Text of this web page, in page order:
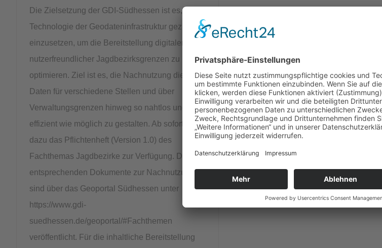
Die Zielsetzung der GDI-Südhessen ist es, die
Technologie der Geodateninfrastruktur gezielt
einzusetzen, um die Bereitstellung digitaler und
nutzerfreundlicher Jagdbezirksgrenzen zu
optimieren. Ziel ist es, die Nachnutzung dieser
Daten für verschiedene Stellen und über
Verwaltungsgrenzen hinweg so nahtlos und
effizient wie möglich zu gestalten. Ab sofort steht
dazu das Pflichtenheft (Version 1.0) des
Fachthemas Jagdbezirke zur Verfügung. Die
entsprechenden Dokumente zur Nachnutzung
sind über das Geoportal Südhessen unter
https://www.gdi-
suedhessen.de/geoportal/#Fachthemen
veröffentlicht. Für die inhaltliche Bereitstellung